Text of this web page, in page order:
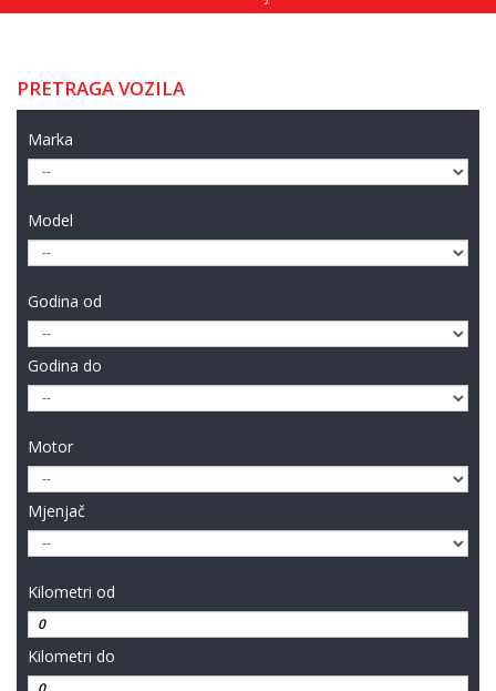
PRETRAGA VOZILA
Marka
Model
Godina od
Godina do
Motor
Mjenjač
Kilometri od
Kilometri do